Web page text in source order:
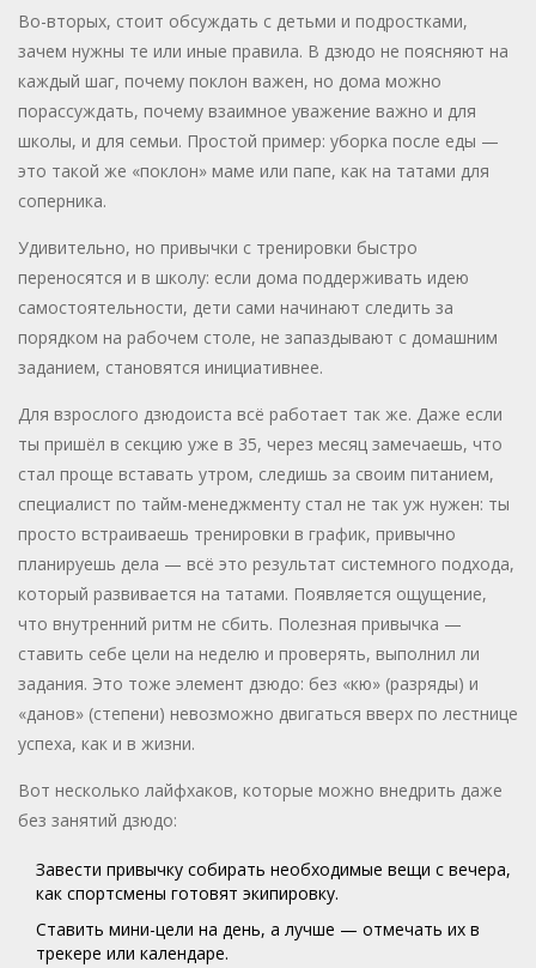
Во-вторых, стоит обсуждать с детьми и подростками,
зачем нужны те или иные правила. В дзюдо не поясняют на
каждый шаг, почему поклон важен, но дома можно
порассуждать, почему взаимное уважение важно и для
школы, и для семьи. Простой пример: уборка после еды —
это такой же «поклон» маме или папе, как на татами для
соперника.
Удивительно, но привычки с тренировки быстро
переносятся и в школу: если дома поддерживать идею
самостоятельности, дети сами начинают следить за
порядком на рабочем столе, не запаздывают с домашним
заданием, становятся инициативнее.
Для взрослого дзюдоиста всё работает так же. Даже если
ты пришёл в секцию уже в 35, через месяц замечаешь, что
стал проще вставать утром, следишь за своим питанием,
специалист по тайм-менеджменту стал не так уж нужен: ты
просто встраиваешь тренировки в график, привычно
планируешь дела — всё это результат системного подхода,
который развивается на татами. Появляется ощущение,
что внутренний ритм не сбить. Полезная привычка —
ставить себе цели на неделю и проверять, выполнил ли
задания. Это тоже элемент дзюдо: без «кю» (разряды) и
«данов» (степени) невозможно двигаться вверх по лестнице
успеха, как и в жизни.
Вот несколько лайфхаков, которые можно внедрить даже
без занятий дзюдо:
Завести привычку собирать необходимые вещи с вечера,
как спортсмены готовят экипировку.
Ставить мини-цели на день, а лучше — отмечать их в
трекере или календаре.